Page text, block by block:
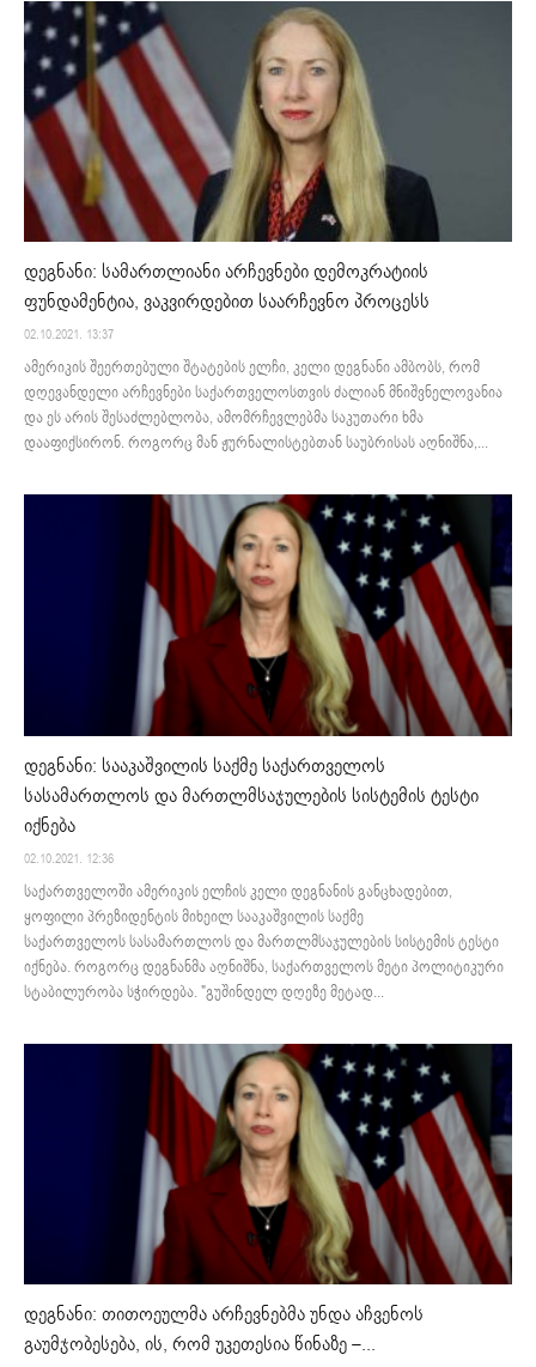
დეგნანი: სამართლიანი არჩევნები დემოკრატიის
ფუნდამენტია, ვაკვირდებით საარჩევნო პროცესს
02.10.2021. 13:37
ამერიკის შეერთებული შტატების ელჩი, კელი დეგნანი ამბობს, რომ
დღევანდელი არჩევნები საქართველოსთვის ძალიან მნიშვნელოვანია
და ეს არის შესაძლებლობა, ამომრჩევლებმა საკუთარი ხმა
დააფიქსირონ. როგორც მან ჟურნალისტებთან საუბრისას აღნიშნა,...
დეგნანი: სააკაშვილის საქმე საქართველოს
სასამართლოს და მართლმსაჯულების სისტემის ტესტი
იქნება
02.10.2021. 12:36
საქართველოში ამერიკის ელჩის კელი დეგნანის განცხადებით,
ყოფილი პრეზიდენტის მიხეილ სააკაშვილის საქმე
საქართველოს სასამართლოს და მართლმსაჯულების სისტემის ტესტი
იქნება. როგორც დეგნანმა აღნიშნა, საქართველოს მეტი პოლიტიკური
სტაბილურობა სჭირდება. "გუშინდელ დღეზე მეტად...
დეგნანი: თითოეულმა არჩევნებმა უნდა აჩვენოს
გაუმჯობესება, ის, რომ უკეთესია წინაზე –...